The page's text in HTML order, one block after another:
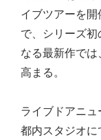
イブツアーを開
で、シリーズ
なる最新作で
高まる。
ライブドアニュ
都内スタジオ